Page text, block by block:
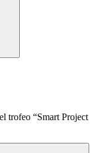
trofeo “Smart Project